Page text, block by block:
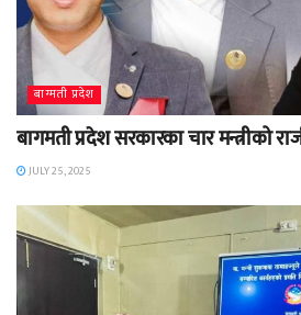
बाग्मती प्रदेश
बागमती प्रदेश सरकारका चार मन्त्रीको
JULY 25, 2025